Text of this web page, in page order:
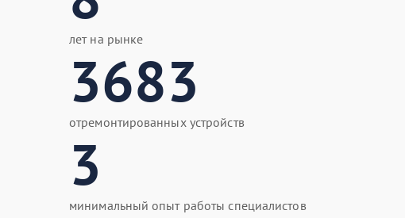
лет на рынке
3683
отремонтированных устройств
3
минимальный опыт работы специалистов